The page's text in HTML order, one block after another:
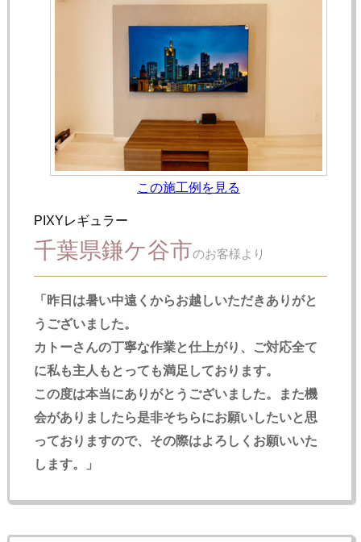
この施工例を見る
PIXYレギュラー
千葉県鎌ケ谷市のお客様より
「昨日は暑い中遠くからお越しいただきありがと
うございました。
カトーさんの丁寧な作業と仕上がり、ご対応全て
に私も主人もとっても満足しております。
この度は本当にありがとうございました。また機
会がありましたら是非そちらにお願いしたいと思
っておりますので、その際はよろしくお願いいた
します。」